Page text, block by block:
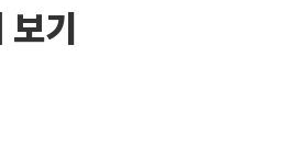
보기